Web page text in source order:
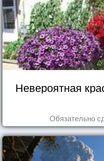
Невероятная
Обязательно